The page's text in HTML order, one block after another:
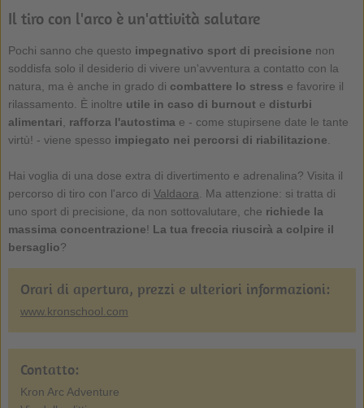
Il tiro con l'arco è un'attività salutare
Pochi sanno che questo impegnativo sport di precisione non
soddisfa solo il desiderio di vivere un'avventura a contatto con la
natura, ma è anche in grado di combattere lo stress e favorire il
rilassamento. È inoltre utile in caso di burnout e disturbi
alimentari
rafforza l'autostima e - come stupirsene date le tante
virtù! - viene spesso impiegato nei percorsi di riabilitazione
Hai voglia di una dose extra di divertimento e adrenalina? Visita il
percorso di tiro con l'arco di Valdaora . Ma attenzione: si tratta di
uno sport di precisione, da non sottovalutare, che richiede la
massima concentrazione! La tua freccia riuscirà a colpire il
bersaglio?
Orari di apertura, prezzi e ulteriori informazioni:
www.kronschool.com
Contatto:
Kron Arc Adventure